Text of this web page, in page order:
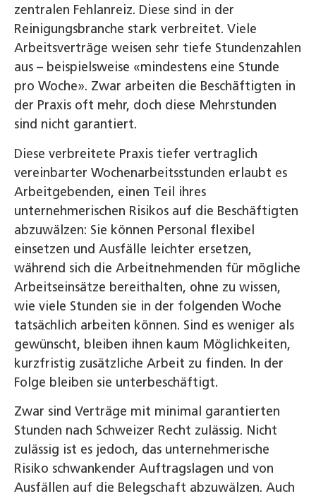
zentralen Fehlanreiz. Diese sind in der
Reinigungsbranche stark verbreitet. Viele
Arbeitsverträge weisen sehr tiefe Stundenzahlen
aus – beispielsweise «mindestens eine Stunde
pro Woche». Zwar arbeiten die Beschäftigten in
der Praxis oft mehr, doch diese Mehrstunden
sind nicht garantiert.
Diese verbreitete Praxis tiefer vertraglich
vereinbarter Wochenarbeitsstunden erlaubt es
Arbeitgebenden, einen Teil ihres
unternehmerischen Risikos auf die Beschäftigten
abzuwälzen: Sie können Personal flexibel
einsetzen und Ausfälle leichter ersetzen,
während sich die Arbeitnehmenden für mögliche
Arbeitseinsätze bereithalten, ohne zu wissen,
wie viele Stunden sie in der folgenden Woche
tatsächlich arbeiten können. Sind es weniger als
gewünscht, bleiben ihnen kaum Möglichkeiten,
kurzfristig zusätzliche Arbeit zu finden. In der
Folge bleiben sie unterbeschäftigt.
Zwar sind Verträge mit minimal garantierten
Stunden nach Schweizer Recht zulässig. Nicht
zulässig ist es jedoch, das unternehmerische
Risiko schwankender Auftragslagen und von
Ausfällen auf die Belegschaft abzuwälzen. Auch